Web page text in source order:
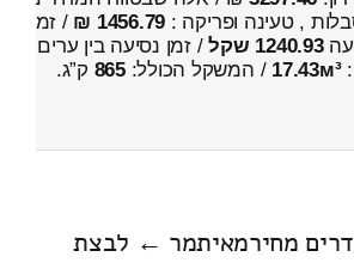
, טעינה ופריקה : 1456.79 ₪ / זמן :
1240.93 שקל / זמן נסיעה בין ערים
17.43м³ / המשקל הכולל:865 ק”ג.
מחירמאיתמר ← לבצת